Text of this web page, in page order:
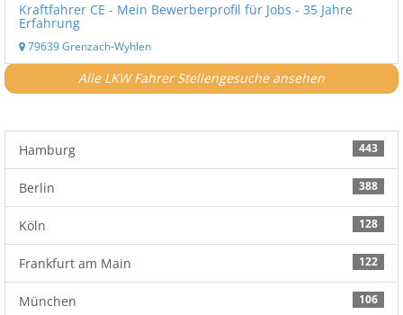
Kraftfahrer CE - Mein Bewerberprofil für Jobs - 35 Jahre
Erfahrung
79639 Grenzach-Wyhlen
Alle LKW Fahrer Stellengesuche ansehen
443
Hamburg
388
Berlin
128
Köln
122
Frankfurt am Main
106
München